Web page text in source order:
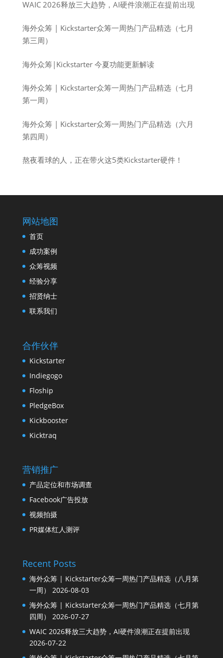
WAIC 2026释放三大趋势，AI硬件浪潮正在提前出现
海外众筹 | Kickstarter众筹一周热门产品精选（七月
第三周）
海外众筹|Kickstarter 今夏功能更新解读
海外众筹 | Kickstarter众筹一周热门产品精选（七月
第一周）
海外众筹 | Kickstarter众筹一周热门产品精选（六月
第四周）
熬夜看球的人，正在带火这5类Kickstarter硬件！
网站地图
首页
成功案例
众筹视频
经验分享
招贤纳士
联系我们
合作伙伴
Kickstarter
Indiegogo
Floship
PledgeBox
Kickbooster
Kicktraq
营销推广
产品定位和市场调查
Facebook广告投放
视频拍摄
PR媒体红人测评
Recent Posts
海外众筹 | Kickstarter众筹一周热门产品精选（八月第
一周）
2026-08-03
海外众筹 | Kickstarter众筹一周热门产品精选（七月第
四周）
2026-07-27
WAIC 2026释放三大趋势，AI硬件浪潮正在提前出现
2026-07-22